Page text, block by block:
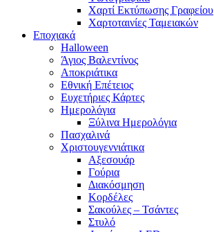
Χαρτί Εκτύπωσης Γραφείου
Χαρτοταινίες Ταμειακών
Εποχιακά
Halloween
Άγιος Βαλεντίνος
Αποκριάτικα
Εθνική Επέτειος
Ευχετήριες Κάρτες
Ημερολόγια
Ξύλινα Ημερολόγια
Πασχαλινά
Χριστουγεννιάτικα
Αξεσουάρ
Γούρια
Διακόσμηση
Κορδέλες
Σακούλες – Τσάντες
Στυλό